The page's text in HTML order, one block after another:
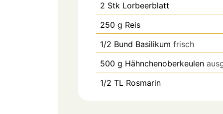
2 Stk Lorbeerblatt
250 g Reis
1/2 Bund Basilikum frisch
500 g Hähnchenoberkeulen
1/2 TL Rosmarin